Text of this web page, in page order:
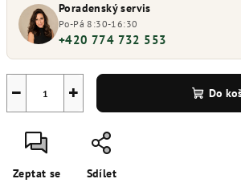
Poradenský servis
Po-Pá 8:30-16:30
+420 774 732 553
+
− Do
Zeptat se Sdílet